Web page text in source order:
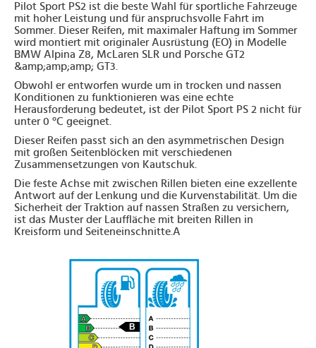
Pilot Sport PS2 ist die beste Wahl für sportliche Fahrzeuge
mit hoher Leistung und für anspruchsvolle Fahrt im
Sommer. Dieser Reifen, mit maximaler Haftung im Sommer
wird montiert mit originaler Ausrüstung (EO) in Modelle
BMW Alpina Z8, McLaren SLR und Porsche GT2
&amp;amp;amp; GT3.
Obwohl er entworfen wurde um in trocken und nassen
Konditionen zu funktionieren was eine echte
Herausforderung bedeutet, ist der Pilot Sport PS 2 nicht für
unter 0 °C geeignet.
Dieser Reifen passt sich an den asymmetrischen Design
mit großen Seitenblöcken mit verschiedenen
Zusammensetzungen von Kautschuk.
Die feste Achse mit zwischen Rillen bieten eine exzellente
Antwort auf der Lenkung und die Kurvenstabilität. Um die
Sicherheit der Traktion auf nassen Straßen zu versichern,
ist das Muster der Lauffläche mit breiten Rillen in
Kreisform und Seiteneinschnitte.A
B